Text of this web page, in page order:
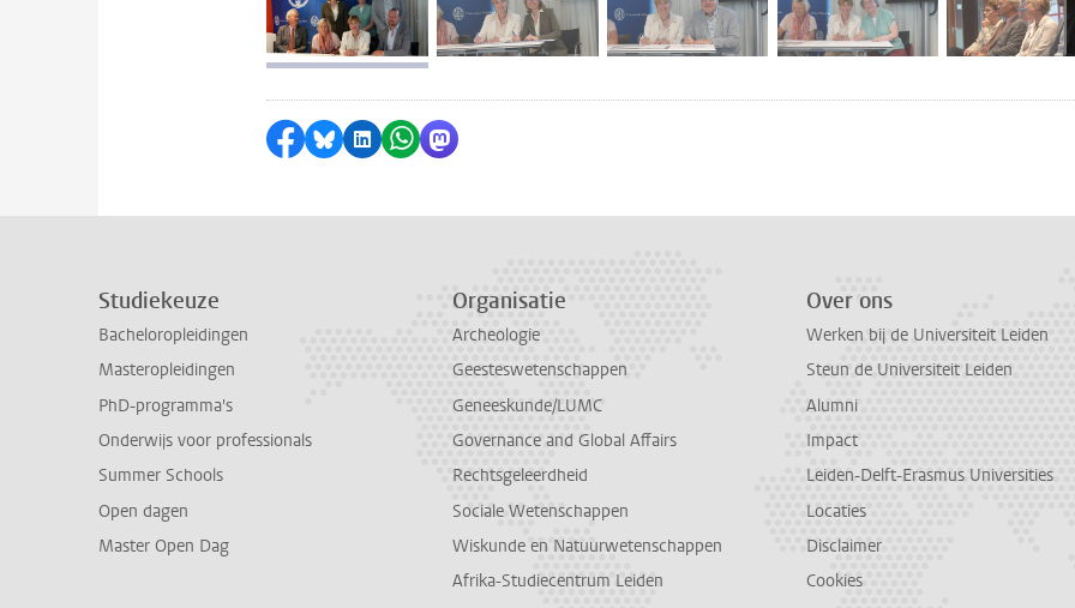
afbeelding 1 afbeelding 2 afbeelding 3 afbeelding 4
Delen op Facebook
Delen via Bluesky
Delen op LinkedIn
Delen via WhatsApp
Delen via Mastodon
Studiekeuze
Bacheloropleidingen
Masteropleidingen
PhD-programma's
Onderwijs voor professionals
Summer Schools
Open dagen
Master Open Dag
Organisatie
Archeologie
Geesteswetenschappen
Geneeskunde/LUMC
Governance and Global Affairs
Rechtsgeleerdheid
Sociale Wetenschappen
Wiskunde en Natuurwetenschappen
Afrika-Studiecentrum Leiden
Over ons
Werken bij de Universiteit Leiden
Steun de Universiteit Leiden
Alumni
Impact
Leiden-Delft-Erasmus Universities
Locaties
Disclaimer
Cookies